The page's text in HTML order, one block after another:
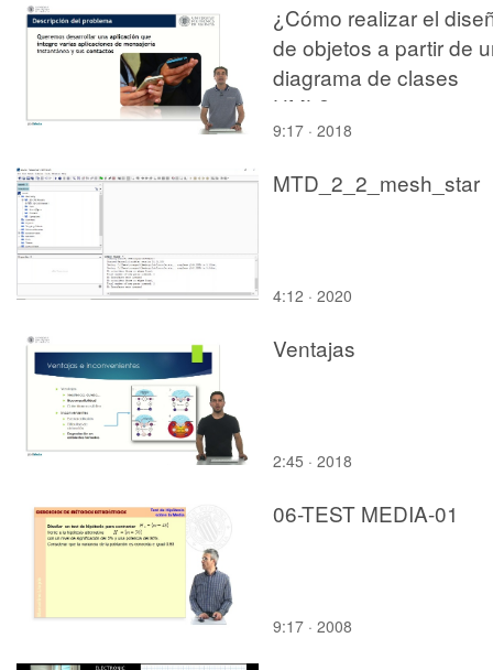
¿Cómo realizar el
de objetos a partir de
diagrama de clases
UML?
9:17 · 2018
MTD_2_2_mesh_star
4:12 · 2020
Ventajas
2:45 · 2018
06-TEST MEDIA-01
9:17 · 2008